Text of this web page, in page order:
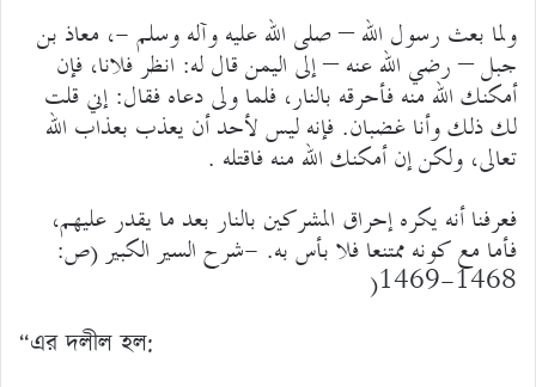
ولما بعث رسول الله – صلى الله عليه وآله وسلم -، معاذ بن
جبل – رضي الله عنه – إلى اليمن قال له: انظر فلانا، فإن
أمكنك الله منه فأحرقه بالنار، فلما ولى دعاه فقال: إني قلت
لك ذلك وأنا غضبان. فإنه ليس لأحد أن يعذب بعذاب الله
تعالى، ولكن إن أمكنك الله منه فاقتله .
فعرفنا أنه يكره إحراق المشركين بالنار بعد ما يقدر عليهم،
فأما مع كونه ممتنعا فلا بأس به. -شرح السير الكبير (ص:
1468-1469(
“এর দলীল হল: